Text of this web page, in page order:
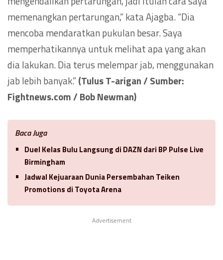
memenangkan pertarungan,” kata Ajagba. “Dia
mencoba mendaratkan pukulan besar. Saya
memperhatikannya untuk melihat apa yang akan
dia lakukan. Dia terus melempar jab, menggunakan
jab lebih banyak.”(Tulus T-arigan / Sumber:
Fightnews.com / Bob Newman)
Baca Juga
Duel Kelas Bulu Langsung di DAZN dari BP Pulse Live
Birmingham
Jadwal Kejuaraan Dunia Persembahan Teiken
Promotions di Toyota Arena
Advertisement